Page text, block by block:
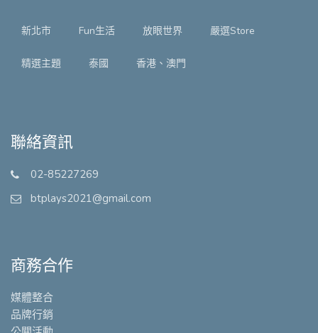
新北市 Fun生活 放眼世界 嚴選Store
精選主題 泰國 香港、澳門
聯絡資訊
02-85227269
btplays2021@gmail.com
商務合作
媒體整合
品牌行銷